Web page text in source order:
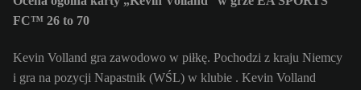
FC™ 26 to 70
Kevin Volland gra zawodowo w piłkę. Pochodzi z kraju Niemcy
i gra na pozycji Napastnik (WŚL) w klubie . Kevin Volland